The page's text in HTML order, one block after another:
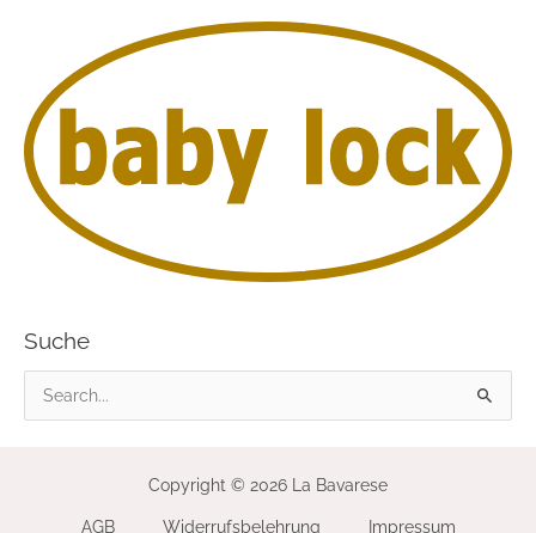
Suche
Copyright © 2026 La Bavarese
AGB Widerrufsbelehrung Impressum